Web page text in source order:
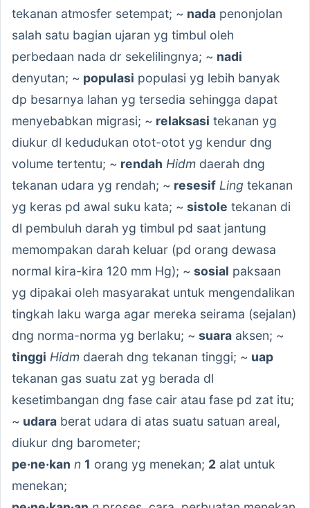
tekanan atmosfer setempat; ~ nada penonjolan
salah satu bagian ujaran yg timbul oleh
perbedaan nada dr sekelilingnya; ~ nadi
denyutan; ~ populasi populasi yg lebih banyak
dp besarnya lahan yg tersedia sehingga dapat
menyebabkan migrasi; ~ relaksasi tekanan yg
diukur dl kedudukan otot-otot yg kendur dng
volume tertentu; ~ rendah Hidm daerah dng
tekanan udara yg rendah; ~ resesif Ling tekanan
yg keras pd awal suku kata; ~ sistole tekanan di
dl pembuluh darah yg timbul pd saat jantung
memompakan darah keluar (pd orang dewasa
normal kira-kira 120 mm Hg); ~ sosial paksaan
yg dipakai oleh masyarakat untuk mengendalikan
tingkah laku warga agar mereka seirama (sejalan)
dng norma-norma yg berlaku; ~ suara aksen; ~
tinggi Hidm daerah dng tekanan tinggi; ~ uap
tekanan gas suatu zat yg berada dl
kesetimbangan dng fase cair atau fase pd zat itu;
~ udara berat udara di atas suatu satuan areal,
diukur dng barometer;
pe·ne·kan n 1 orang yg menekan; 2 alat untuk
menekan;